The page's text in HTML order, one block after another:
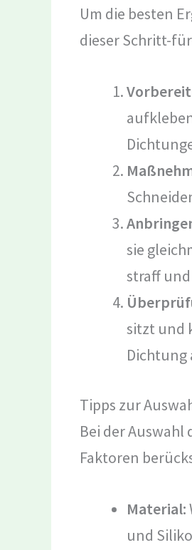
Um die besten
dieser Schritt-
sie
straff
sitzt und
Dichtung
Tipps zur
Bei der
Faktoren
Material:
und